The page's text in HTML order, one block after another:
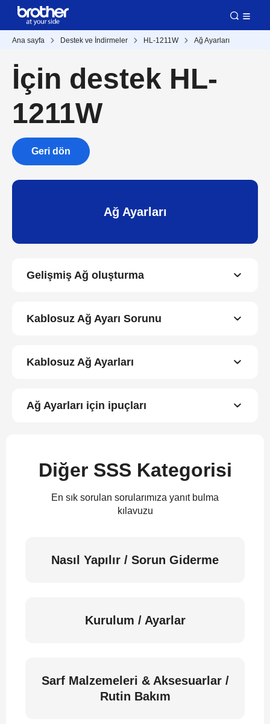
Ana sayfa Destek ve İndirmeler HL-1211W Ağ Ayarları
İçin destek HL-
1211W
Geri dön
Ağ Ayarları
Gelişmiş Ağ oluşturma
Kablosuz Ağ Ayarı Sorunu
Kablosuz Ağ Ayarları
Ağ Ayarları için ipuçları
Diğer SSS Kategorisi
En sık sorulan sorularımıza yanıt bulma
kılavuzu
Nasıl Yapılır / Sorun Giderme
Kurulum / Ayarlar
Sarf Malzemeleri & Aksesuarlar /
Rutin Bakım